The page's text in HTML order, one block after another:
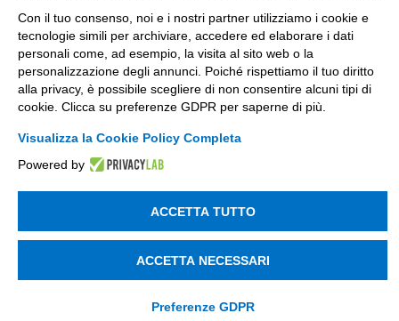
UTILITÀ
Recupero Password
Verifica attestato di presenza
Informativa cookie
Con il tuo consenso, noi e i nostri partner utilizziamo i cookie e
tecnologie simili per archiviare, accedere ed elaborare i dati
personali come, ad esempio, la visita al sito web o la
personalizzazione degli annunci. Poiché rispettiamo il tuo diritto
alla privacy, è possibile scegliere di non consentire alcuni tipi di
cookie. Clicca su preferenze GDPR per saperne di più.
Visualizza la Cookie Policy Completa
Powered by
ACCETTA TUTTO
ACCETTA NECESSARI
Preferenze GDPR